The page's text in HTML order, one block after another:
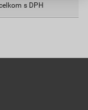
s DPH